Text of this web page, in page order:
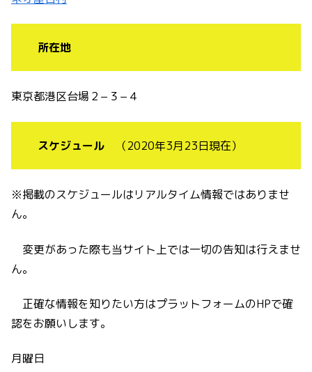
所在地
東京都港区台場２−３−４
スケジュール （2020年3月23日現在）
※掲載のスケジュールはリアルタイム情報ではありませ
ん。
変更があった際も当サイト上では一切の告知は行えませ
ん。
正確な情報を知りたい方はプラットフォームのHPで確
認をお願いします。
月曜日